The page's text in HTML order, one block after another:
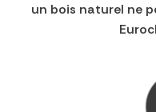
un bois naturel ne